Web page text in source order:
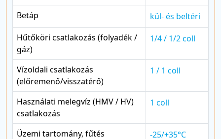
Betáp
kül- és beltéri
Hűtőköri csatlakozás (folyadék /
gáz)
1/4 / 1/2 coll
Vízoldali csatlakozás
(előremenő/visszatérő)
1 / 1 coll
Használati melegvíz (HMV / HV)
csatlakozás
1 coll
Üzemi tartomány, fűtés
-25/+35°C